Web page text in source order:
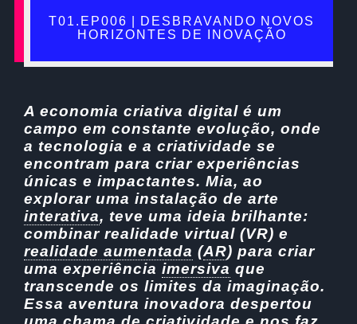
T01.EP006 | DESBRAVANDO NOVOS
HORIZONTES DE INOVAÇÃO
A economia criativa digital é um
campo em constante evolução, onde
a tecnologia e a criatividade se
encontram para criar experiências
únicas e impactantes. Mia, ao
explorar uma instalação de arte
interativa, teve uma ideia brilhante:
combinar realidade virtual (VR) e
realidade aumentada (AR) para criar
uma experiência imersiva que
transcende os limites da imaginação.
Essa aventura inovadora despertou